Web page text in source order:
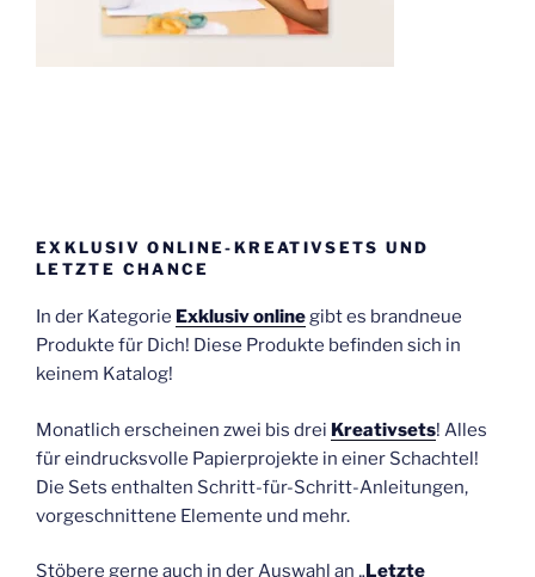
EXKLUSIV ONLINE-KREATIVSETS UND
LETZTE CHANCE
In der Kategorie Exklusiv onlinegibt es brandneue
Produkte für Dich! Diese Produkte befinden sich in
keinem Katalog!
Monatlich erscheinen zwei bis drei Kreativsets! Alles
für eindrucksvolle Papierprojekte in einer Schachtel!
Die Sets enthalten Schritt-für-Schritt-Anleitungen,
vorgeschnittene Elemente und mehr.
Stöbere gerne auch in der Auswahl an „ Letzte